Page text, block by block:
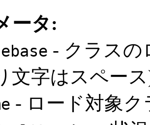
ータ:
- クラスの
文字はスペー
- ロード対象ク